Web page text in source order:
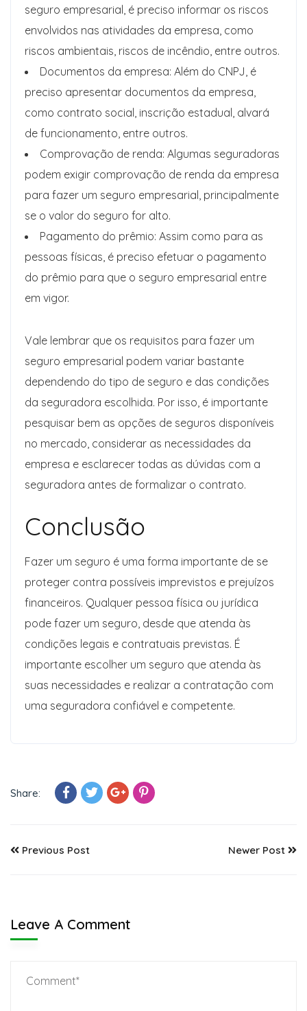
seguro empresarial, é preciso informar os riscos
envolvidos nas atividades da empresa, como
riscos ambientais, riscos de incêndio, entre outros.
Documentos da empresa: Além do CNPJ, é
preciso apresentar documentos da empresa,
como contrato social, inscrição estadual, alvará
de funcionamento, entre outros.
Comprovação de renda: Algumas seguradoras
podem exigir comprovação de renda da empresa
para fazer um seguro empresarial, principalmente
se o valor do seguro for alto.
Pagamento do prêmio: Assim como para as
pessoas físicas, é preciso efetuar o pagamento
do prêmio para que o seguro empresarial entre
em vigor.
Vale lembrar que os requisitos para fazer um
seguro empresarial podem variar bastante
dependendo do tipo de seguro e das condições
da seguradora escolhida. Por isso, é importante
pesquisar bem as opções de seguros disponíveis
no mercado, considerar as necessidades da
empresa e esclarecer todas as dúvidas com a
seguradora antes de formalizar o contrato.
Conclusão
Fazer um seguro é uma forma importante de se
proteger contra possíveis imprevistos e prejuízos
financeiros. Qualquer pessoa física ou jurídica
pode fazer um seguro, desde que atenda às
condições legais e contratuais previstas. É
importante escolher um seguro que atenda às
suas necessidades e realizar a contratação com
uma seguradora confiável e competente.
Share:
Previous Post Newer Post
Leave A Comment